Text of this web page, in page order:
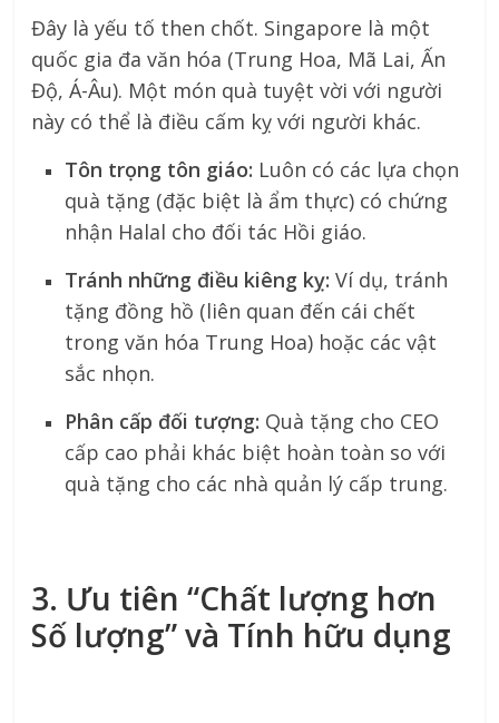
Đây là yếu tố then chốt. Singapore là một
quốc gia đa văn hóa (Trung Hoa, Mã Lai, Ấn
Độ, Á-Âu). Một món quà tuyệt vời với người
này có thể là điều cấm kỵ với người khác.
Tôn trọng tôn giáo: Luôn có các lựa chọn
quà tặng (đặc biệt là ẩm thực) có chứng
nhận Halal cho đối tác Hồi giáo.
Tránh những điều kiêng kỵ: Ví dụ, tránh
tặng đồng hồ (liên quan đến cái chết
trong văn hóa Trung Hoa) hoặc các vật
sắc nhọn.
Phân cấp đối tượng: Quà tặng cho CEO
cấp cao phải khác biệt hoàn toàn so với
quà tặng cho các nhà quản lý cấp trung.
3. Ưu tiên “Chất lượng hơn
Số lượng” và Tính hữu dụng